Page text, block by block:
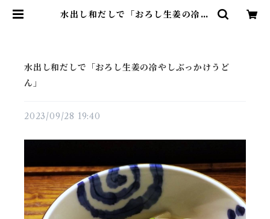
水出し和だしで「おろし生姜の冷や
水出し和だしで「おろし生姜の冷やしぶっかけうど
ん」
2023/09/28 19:40